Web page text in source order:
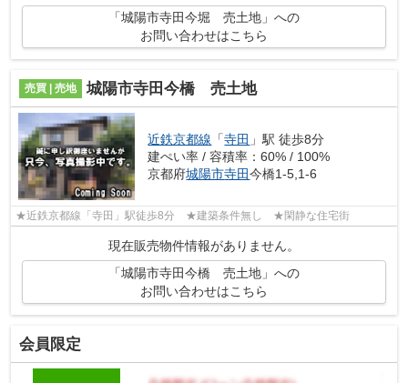
「城陽市寺田今堀 売土地」への
お問い合わせはこちら
売買 | 売地 城陽市寺田今橋 売土地
近鉄京都線 「寺田 」駅 徒歩8分
建ぺい率 / 容積率：60% / 100%
京都府城陽市寺田今橋1-5,1-6
★近鉄京都線「寺田」駅徒歩8分 ★建築条件無し ★閑静な住宅街
現在販売物件情報がありません。
「城陽市寺田今橋 売土地」への
お問い合わせはこちら
会員限定